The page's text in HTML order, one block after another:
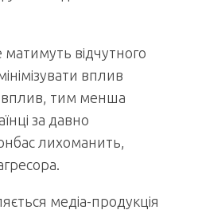
матимуть відчутного
вплив
вплив, тим менша
за давно
лихоманить,
медіа-продукція